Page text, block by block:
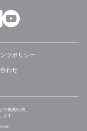
ツポリシー
わせ
無断転載、
す。